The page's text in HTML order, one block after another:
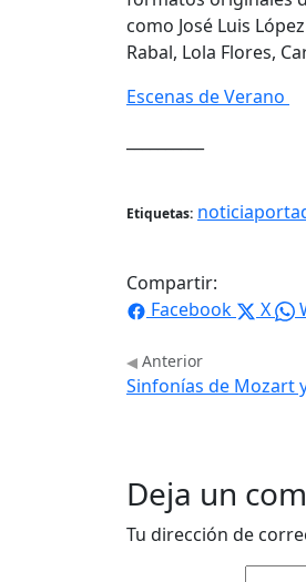
como José Luis
Rabal, Lola Flores,
Escenas de Verano
Etiquetas:
Compartir:
Facebook
X
Anterior
Sinfonías de Mozart
Deja un
Tu dirección de